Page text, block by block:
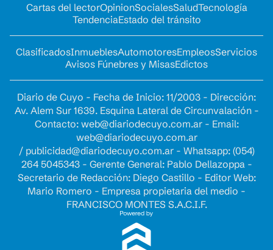
Cartas del lectorOpinionSocialesSaludTecnología
TendenciaEstado del tránsito
ClasificadosInmueblesAutomotoresEmpleosServicios
Avisos Fúnebres y MisasEdictos
Diario de Cuyo - Fecha de Inicio: 11/2003 - Dirección:
Av. Alem Sur 1639. Esquina Lateral de Circunvalación -
Contacto: web@diariodecuyo.com.ar- Email:
web@diariodecuyo.com.ar
/ publicidad@diariodecuyo.com.ar- Whatsapp: (054)
264 5045343 - Gerente General: Pablo Dellazoppa -
Secretario de Redacción: Diego Castillo - Editor Web:
Mario Romero - Empresa propietaria del medio -
FRANCISCO MONTES S.A.C.I.F.